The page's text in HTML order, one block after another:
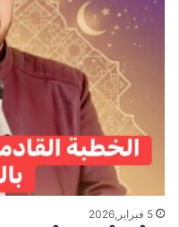
5 فبراير,2026